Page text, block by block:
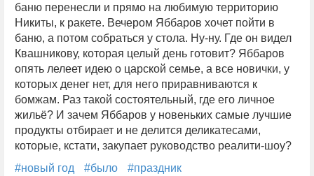
баню перенесли и прямо на любимую территорию
Никиты, к ракете. Вечером Яббаров хочет пойти в
баню, а потом собраться у стола. Ну-ну. Где он видел
Квашникову, которая целый день готовит? Яббаров
опять лелеет идею о царской семье, а все новички, у
которых денег нет, для него приравниваются к
бомжам. Раз такой состоятельный, где его личное
жильё? И зачем Яббаров у новеньких самые лучшие
продукты отбирает и не делится деликатесами,
которые, кстати, закупает руководство реалити-шоу?
#новый год
#было #праздник